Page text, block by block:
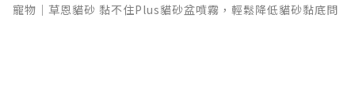
寵物｜草恩貓砂 黏不住Plus貓砂盆噴霧，輕鬆降低貓砂黏底問